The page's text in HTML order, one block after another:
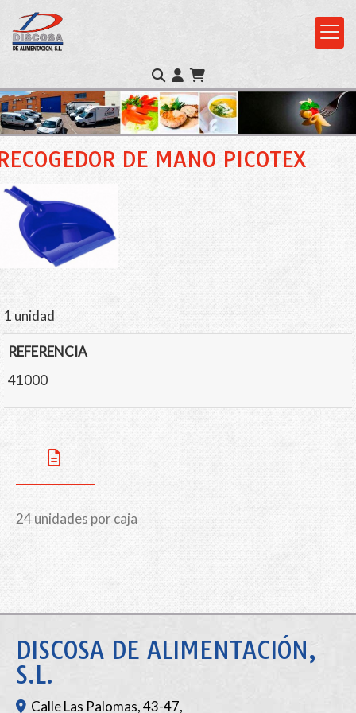
DE MANO PICOTEX
1 unidad
REFERENCIA
41000
24 unidades por caja
DISCOSA DE ALIMENTACIÓN,
S.L.
Calle Las Palomas, 43-47,